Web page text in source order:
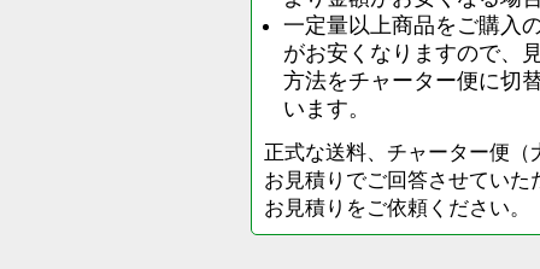
一定量以上商品をご購入
がお安くなりますので、
方法をチャーター便に切
います。
正式な送料、チャーター便
お見積りでご回答させてい
お見積りをご依頼ください。